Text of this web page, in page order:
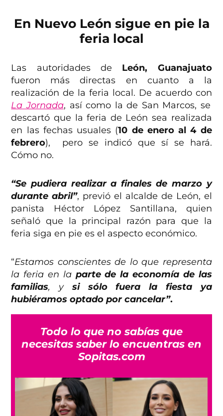
En Nuevo León sigue en pie la
feria local
Las autoridades de León, Guanajuato
fueron más directas en cuanto a la
realización de la feria local. De acuerdo con
La Jornada, así como la de San Marcos, se
descartó que la feria de León sea realizada
en las fechas usuales (10 de enero al 4 de
febrero), pero se indicó que sí se hará.
Cómo no.
“Se pudiera realizar a finales de marzo y
durante abril”, previó el alcalde de León, el
panista Héctor López Santillana, quien
señaló que la principal razón para que la
feria siga en pie es el aspecto económico.
“Estamos conscientes de lo que representa
la feria en la parte de la economía de las
familias, y si sólo fuera la fiesta ya
hubiéramos optado por cancelar”.
Todo lo que no sabías que
necesitas saber lo encuentras en
Sopitas.com